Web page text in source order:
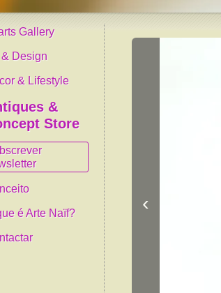
Gallery
Design
& Lifestyle
&
Store
é Arte Naïf? ‹